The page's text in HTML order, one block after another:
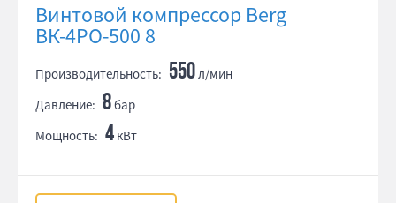
Винтовой компрессор Berg
ВК-4РО-500 8
Производительность: 550л/мин
Давление: 8бар
Мощность: 4 кВт